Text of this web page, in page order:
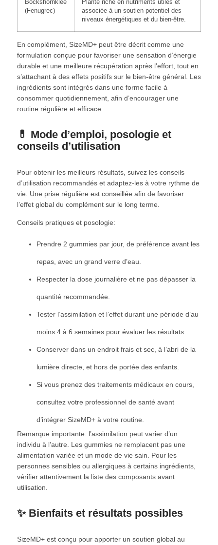
Bockshornklee
(Fenugrec)
Plante riche en nutriments utiles et
associée à un soutien potentiel des
niveaux énergétiques et du bien-être.
En complément, SizeMD+ peut être décrit comme une
formulation conçue pour favoriser une sensation d’énergie
durable et une meilleure récupération après l’effort, tout en
s’attachant à des effets positifs sur le bien-être général. Les
ingrédients sont intégrés dans une forme facile à
consommer quotidiennement, afin d’encourager une
routine régulière et efficace.
💊 Mode d’emploi, posologie et
conseils d’utilisation
Pour obtenir les meilleurs résultats, suivez les conseils
d’utilisation recommandés et adaptez-les à votre rythme de
vie. Une prise régulière est conseillée afin de favoriser
l’effet global du complément sur le long terme.
Conseils pratiques et posologie:
Prendre 2 gummies par jour, de préférence avant les
repas, avec un grand verre d’eau.
Respecter la dose journalière et ne pas dépasser la
quantité recommandée.
Tester l’assimilation et l’effet durant une période d’au
moins 4 à 6 semaines pour évaluer les résultats.
Conserver dans un endroit frais et sec, à l’abri de la
lumière directe, et hors de portée des enfants.
Si vous prenez des traitements médicaux en cours,
consultez votre professionnel de santé avant
d’intégrer SizeMD+ à votre routine.
Remarque importante: l’assimilation peut varier d’un
individu à l’autre. Les gummies ne remplacent pas une
alimentation variée et un mode de vie sain. Pour les
personnes sensibles ou allergiques à certains ingrédients,
vérifier attentivement la liste des composants avant
utilisation.
✨ Bienfaits et résultats possibles
SizeMD+ est conçu pour apporter un soutien global au